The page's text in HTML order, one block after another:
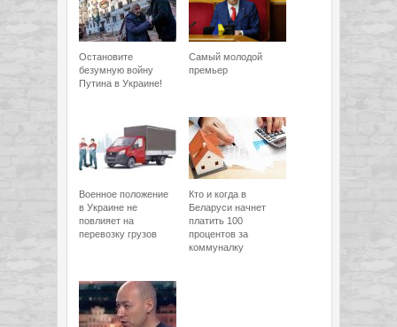
Остановите
безумную войну
Путина в Украине!
Самый молодой
премьер
Военное положение
в Украине не
повлияет на
перевозку грузов
Кто и когда в
Беларуси начнет
платить 100
процентов за
коммуналку